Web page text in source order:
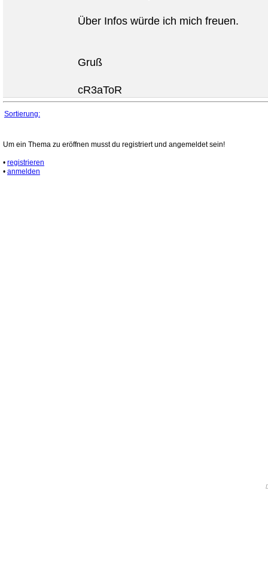
Über Infos würde ich mich freuen.
Gruß
cR3aToR
Sortierung:
Um ein Thema zu eröffnen musst du registriert und angemeldet sein!
• registrieren
• anmelden